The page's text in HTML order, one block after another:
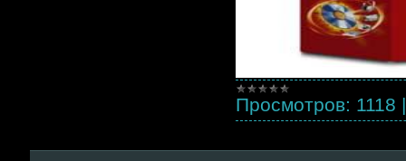
Просмотров: 1118